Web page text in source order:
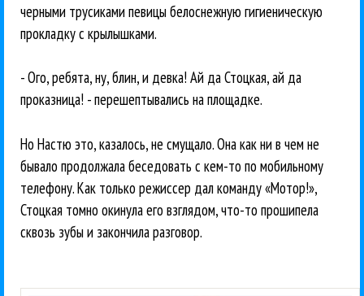
черными трусиками певицы белоснежную гигиеническую
прокладку с крылышками.
- Ого, ребята, ну, блин, и девка! Ай да Стоцкая, ай да
проказница! - перешептывались на площадке.
Но Настю это, казалось, не смущало. Она как ни в чем не
бывало продолжала беседовать с кем-то по мобильному
телефону. Как только режиссер дал команду «Мотор!»,
Стоцкая томно окинула его взглядом, что-то прошипела
сквозь зубы и закончила разговор.